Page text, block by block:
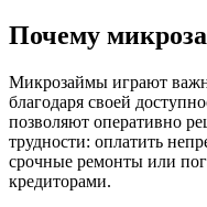
Почему
Микрозаймы играют
благодаря своей
позволяют оперативно
трудности: оплатить
срочные ремонты или
кредиторами.